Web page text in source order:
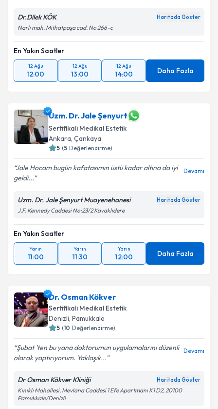
Dr.Dilek KÖK Haritada Göster
Narlı mah. Mithatpaşa cad. No 266-c
En Yakın Saatler
12 Ağu
12:00
12 Ağu
13:00
12 Ağu
14:00 Daha Fazla
Uzm. Dr. Jale Şenyurt
Sertifikalı Medikal Estetik
Ankara, Çankaya
5 (5 Değerlendirme)
Jale Hocam bugün kafatasımın üstü kadar altına da iyi
geldi...
Devamı
Uzm. Dr. Jale Şenyurt Muayenehanesi Haritada Göster
J.F. Kennedy Caddesi No:23/2 Kavaklıdere
En Yakın Saatler
Yarın
11:00
Yarın
11:30
Yarın
12:00 Daha Fazla
Dr. Osman Kökver
Sertifikalı Medikal Estetik
Denizli, Pamukkale
5 (10 Değerlendirme)
Şubat ’ten bu yana doktorumun uygulamalarını düzenli
olarak yaptırıyorum. Yaklaşık...
Devamı
Dr Osman Kökver Kliniği Haritada Göster
Kınıklı Mahallesi, Mevlana Caddesi 1 Efe Apartmanı K1 D2, 20100
Pamukkale/Denizli